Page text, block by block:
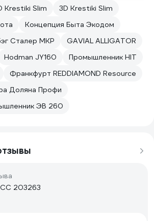
Krestiki Slim
3D Krestiki Slim
Концепция Быта Экодом
Сталер МКР
GAVIAL ALLIGATOR
Hodman JY160
Промышленник HIT
Франкфурт REDDIAMOND Resource
Доляна Профи
ЭВ 260
203263